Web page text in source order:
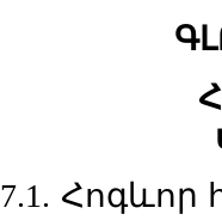
7.1.